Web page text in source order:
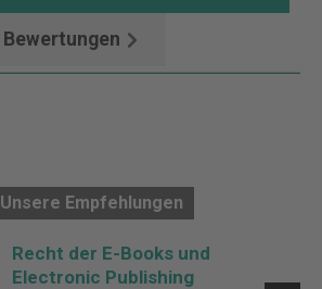
Bewertungen
Unsere Empfehlungen
Recht der E-Books und
Electronic Publishing